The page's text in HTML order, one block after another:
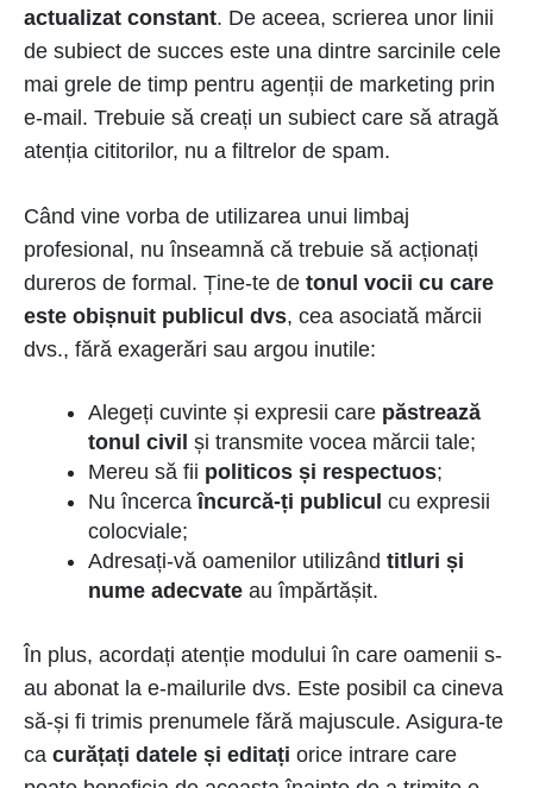
actualizat constant. De aceea, scrierea unor linii
de subiect de succes este una dintre sarcinile cele
mai grele de timp pentru agenții de marketing prin
e-mail. Trebuie să creați un subiect care să atragă
atenția cititorilor, nu a filtrelor de spam.
Când vine vorba de utilizarea unui limbaj
profesional, nu înseamnă că trebuie să acționați
dureros de formal. Ține-te de tonul vocii cu care
este obișnuit publicul dvs, cea asociată mărcii
dvs., fără exagerări sau argou inutile:
Alegeți cuvinte și expresii care păstrează
tonul civil și transmite vocea mărcii tale;
Mereu să fii politicos și respectuos;
Nu încercaîncurcă-ți publicul cu expresii
colocviale;
Adresați-vă oamenilor utilizând titluri și
nume adecvate au împărtășit.
În plus, acordați atenție modului în care oamenii s-
au abonat la e-mailurile dvs. Este posibil ca cineva
să-și fi trimis prenumele fără majuscule. Asigura-te
ca curățați datele și editați orice intrare care